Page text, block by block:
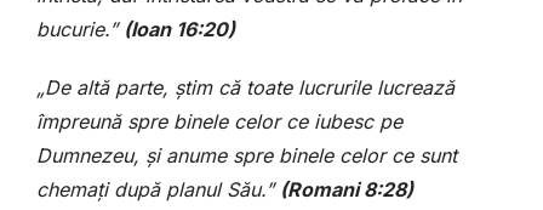
bucurie.” (Ioan 16:20)
„De altă parte, știm că toate lucrurile lucrează
împreună spre binele celor ce iubesc pe
Dumnezeu, și anume spre binele celor ce sunt
chemați după planul Său.” (Romani 8:28)